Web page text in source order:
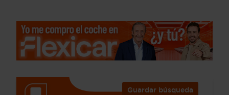
Guardar búsqueda